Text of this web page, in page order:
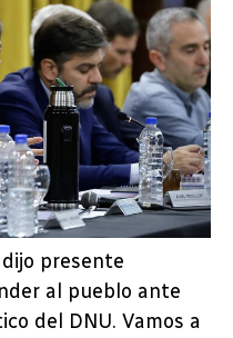
presente
al pueblo ante
del DNU. Vamos a